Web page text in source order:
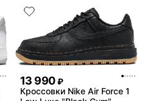
13 990 ₽
Кроссовки Nike Air Force 1